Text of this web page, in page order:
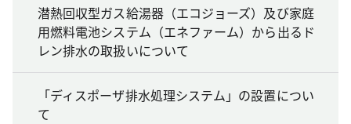
潜熱回収型ガス給湯器（エコジョーズ）及び家庭
用燃料電池システム（エネファーム）から出るド
レン排水の取扱いについて
「ディスポーザ排水処理システム」の設置につい
て